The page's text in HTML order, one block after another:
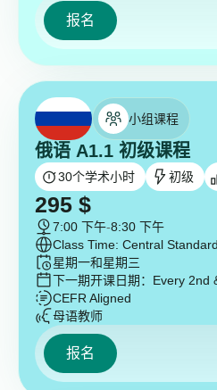
报名
小组课程
俄语 A1.1 初级课程
30个学术小时 初级
295 $
7:00 下午-8:30 下午
Class Time: Central
星期一和星期三
下一期开课日期： Every 2nd
CEFR Aligned
母语教师
报名